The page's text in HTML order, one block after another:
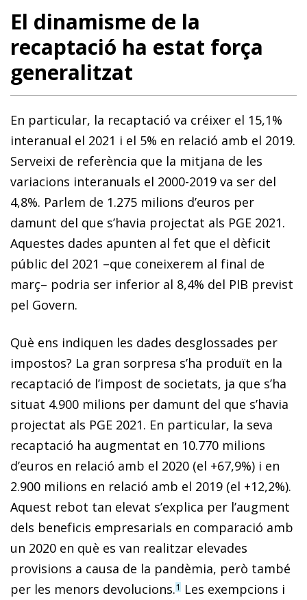
El dinamisme de la
recaptació ha estat força
generalitzat
En particular, la recaptació va créixer el 15,1%
interanual el 2021 i el 5% en relació amb el 2019.
Serveixi de referència que la mitjana de les
variacions interanuals el 2000-2019 va ser del
4,8%. Parlem de 1.275 milions d’euros per
damunt del que s’havia projectat als PGE 2021.
Aquestes dades apunten al fet que el dèficit
públic del 2021 –que coneixerem al final de
març– podria ser inferior al 8,4% del PIB previst
pel Govern.
Què ens indiquen les dades desglossades per
impostos? La gran sorpresa s’ha produït en la
recaptació de l’impost de societats, ja que s’ha
situat 4.900 milions per damunt del que s’havia
projectat als PGE 2021. En particular, la seva
recaptació ha augmentat en 10.770 milions
d’euros en relació amb el 2020 (el +67,9%) i en
2.900 milions en relació amb el 2019 (el +12,2%).
Aquest rebot tan elevat s’explica per l’augment
dels beneficis empresarials en comparació amb
un 2020 en què es van realitzar elevades
provisions a causa de la pandèmia, però també
per les menors devolucions.1 Les exempcions i